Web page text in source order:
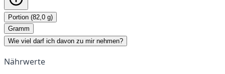
Portion (82,0 g)
Gramm
Wie viel darf ich davon zu mir nehmen?
Nährwerte